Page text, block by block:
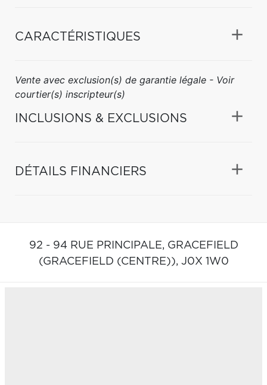
CARACTÉRISTIQUES
Vente avec exclusion(s) de garantie légale - Voir
courtier(s) inscripteur(s)
INCLUSIONS & EXCLUSIONS
DÉTAILS FINANCIERS
92 - 94 RUE PRINCIPALE, GRACEFIELD
(GRACEFIELD (CENTRE)), J0X 1W0